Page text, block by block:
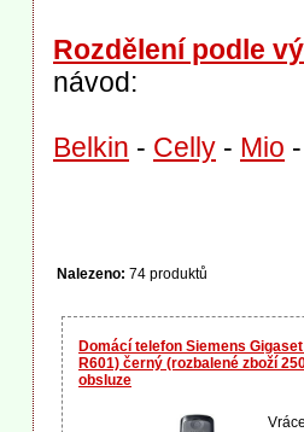
Rozdělení podle
návod:
Belkin - Celly - Mio
Nalezeno: 74 produktů
Domácí telefon Siemens
R601) černý (rozbalené zboží
obsluze